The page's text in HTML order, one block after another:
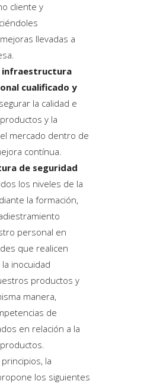
cliente y
llevadas a
infraestructura
cualificado y
la calidad e
y la
mercado dentro de
contínua.
de seguridad
los niveles de la
la formación,
personal en
que realicen
inocuidad
productos y
manera,
de
en relación a la
la
los siguientes